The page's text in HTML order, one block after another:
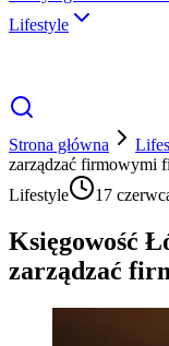
Lifestyle
Strona główna
zarządzać firmowymi
Lifestyle
17
Księgowość
zarządzać